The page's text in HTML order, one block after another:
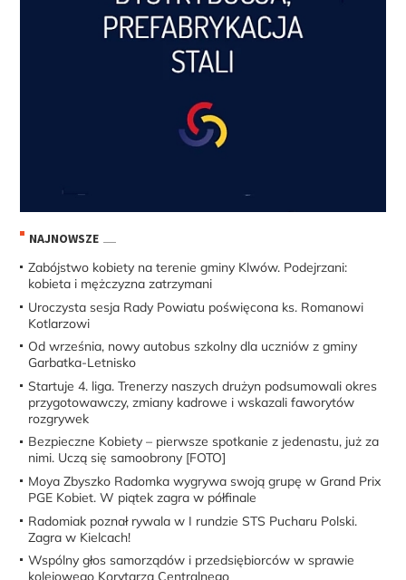
NAJNOWSZE
Zabójstwo kobiety na terenie gminy Klwów. Podejrzani:
kobieta i mężczyzna zatrzymani
Uroczysta sesja Rady Powiatu poświęcona ks. Romanowi
Kotlarzowi
Od września, nowy autobus szkolny dla uczniów z gminy
Garbatka-Letnisko
Startuje 4. liga. Trenerzy naszych drużyn podsumowali okres
przygotowawczy, zmiany kadrowe i wskazali faworytów
rozgrywek
Bezpieczne Kobiety – pierwsze spotkanie z jedenastu, już za
nimi. Uczą się samoobrony [FOTO]
Moya Zbyszko Radomka wygrywa swoją grupę w Grand Prix
PGE Kobiet. W piątek zagra w półfinale
Radomiak poznał rywala w I rundzie STS Pucharu Polski.
Zagra w Kielcach!
Wspólny głos samorządów i przedsiębiorców w sprawie
kolejowego Korytarza Centralnego